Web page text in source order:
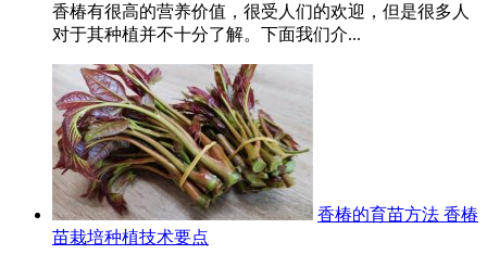
香椿有很高的营养价值，很受人们的欢迎，但是很多人
对于其种植并不十分了解。下面我们介...
香椿的育苗方法 香椿
苗栽培种植技术要点